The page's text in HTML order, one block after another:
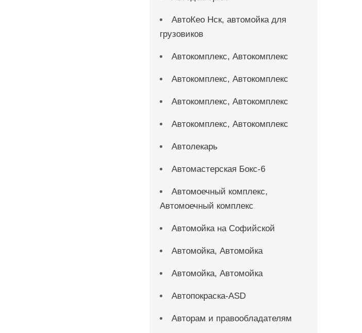
АвтоКео Нск, автомойка для
грузовиков
Автокомплекс, Автокомплекс
Автокомплекс, Автокомплекс
Автокомплекс, Автокомплекс
Автокомплекс, Автокомплекс
Автолекарь
Автомастерская Бокс-6
Автомоечный комплекс,
Автомоечный комплекс
Автомойка на Софийской
Автомойка, Автомойка
Автомойка, Автомойка
Автопокраска-ASD
Авторам и правообладателям